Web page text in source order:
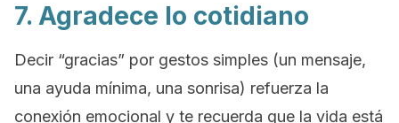
7. Agradece lo cotidiano
Decir “gracias” por gestos simples (un mensaje,
una ayuda mínima, una sonrisa) refuerza la
conexión emocional y te recuerda que la vida está